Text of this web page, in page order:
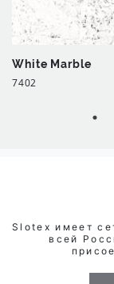
White Marble
7402
Slotex имеет
всей